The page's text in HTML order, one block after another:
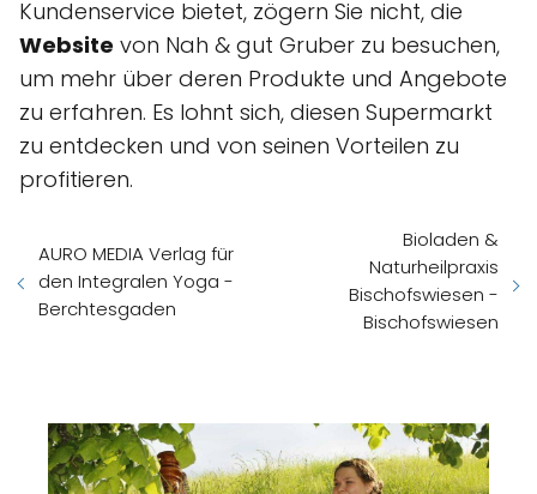
Kundenservice bietet, zögern Sie nicht, die
Website von Nah & gut Gruber zu besuchen,
um mehr über deren Produkte und Angebote
zu erfahren. Es lohnt sich, diesen Supermarkt
zu entdecken und von seinen Vorteilen zu
profitieren.
AURO MEDIA Verlag für
den Integralen Yoga -
Berchtesgaden
Bioladen &
Naturheilpraxis
Bischofswiesen -
Bischofswiesen